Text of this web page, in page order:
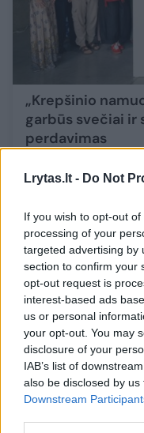
Lrytas.lt - Do Not
If you wish to opt-out
processing of your
targeted advertising by
section to confirm your
opt-out request is
interest-based ads
us or personal
your opt-out. You may
disclosure of your
IAB’s list of
also be disclosed by
Downstream
„Krepšinio
garbūs svečiai ir
perdavimas